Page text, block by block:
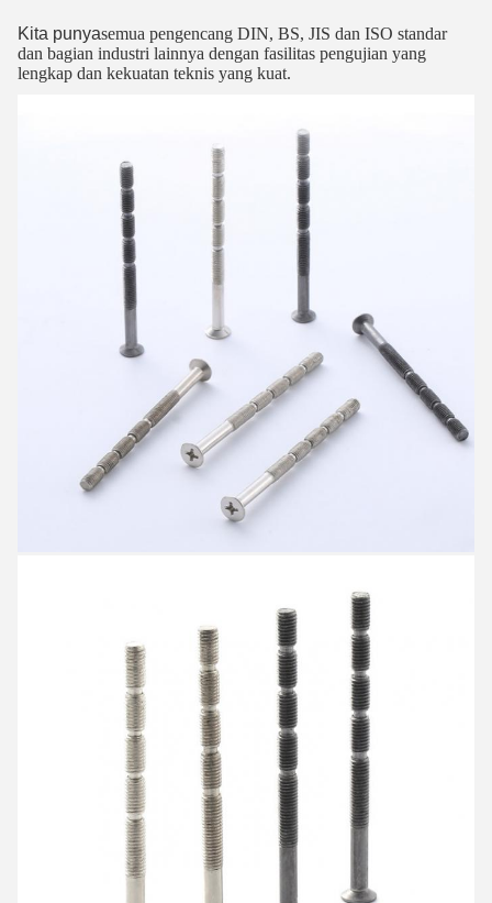
Kita punyasemua pengencang DIN, BS, JIS dan ISO standar
dan bagian industri lainnya dengan fasilitas pengujian yang
lengkap dan kekuatan teknis yang kuat.